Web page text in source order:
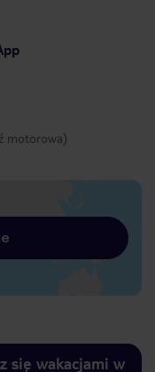
motorowa)
się wakacjami w